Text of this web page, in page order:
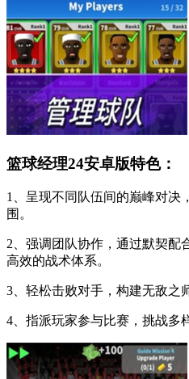
篮球经理24安卓版特色：
1、呈现不同队伍间的巅峰对决
围。
2、强调团队协作，通过默契配
高效的战术体系。
3、轻松击败对手，构建无敌之
4、指派玩家参与比赛，挑战多